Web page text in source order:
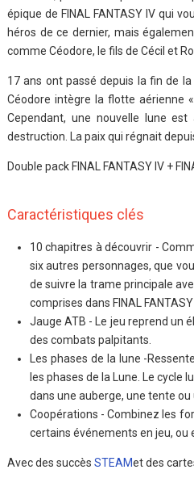
épique de FINAL FANTASY IV qui
héros de ce dernier, mais
comme Céodore, le fils de Cécil et
17 ans ont passé depuis la fin de
Céodore intègre la flotte aérienne «
Cependant, une nouvelle lune
destruction. La paix qui régnait
Double pack FINAL FANTASY IV +
Caractéristiques clés
10 chapitres à découvrir -
six autres personnages, que
de suivre la trame principale
comprises dans FINAL FANTASY
Jauge ATB - Le jeu reprend un
des combats palpitants.
Les phases de la lune -
les phases de la Lune. Le
dans une auberge, une tente ou
Coopérations - Combinez les
certains événements en jeu, ou
Avec des succès STEAMet des